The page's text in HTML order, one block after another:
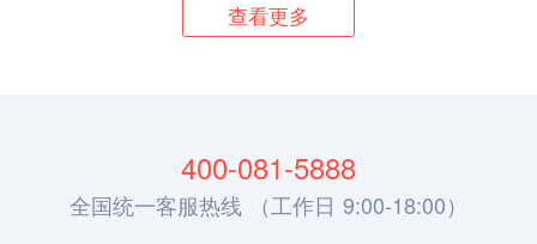
查看更多
400-081-5888
全国统一客服热线 （工作日 9:00-18:00）